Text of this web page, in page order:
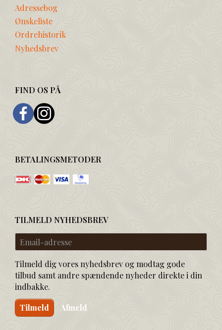
Adressebog
Ønskeliste
Ordrehistorik
Nyhedsbrev
FIND OS PÅ
BETALINGSMETODER
TILMELD NYHEDSBREV
Email-
adresse
Tilmeld dig vores nyhedsbrev og modtag gode
tilbud samt andre spændende nyheder direkte i din
indbakke.
Tilmeld Afmeld